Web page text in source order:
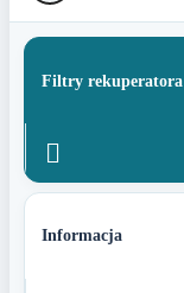
Filtry rekuperatora

Informacja